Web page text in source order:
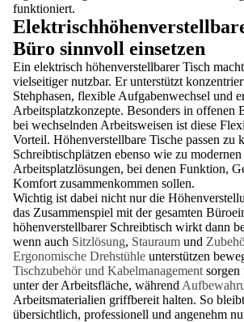
funktioniert.
Büro sinnvoll einsetzen
Ein elektrisch höhenverstellbarer Tisch
vielseitiger nutzbar. Er unterstützt
Stehphasen, flexible Aufgabenwechsel und
Arbeitsplatzkonzepte. Besonders in offenen
bei wechselnden Arbeitsweisen ist diese
Vorteil. Höhenverstellbare Tische passen zu
Schreibtischplätzen ebenso wie zu
Arbeitsplatzlösungen, bei denen Funktion,
Komfort zusammenkommen sollen.
Wichtig ist dabei nicht nur die
das Zusammenspiel mit der gesamten
höhenverstellbarer Schreibtisch wirkt dann
wenn auch Sitzlösung, Stauraum und
Ergonomische Drehstühle unterstützen
Tischzubehör und Kabelmanagement
unter der Arbeitsfläche, während
Arbeitsmaterialien griffbereit halten. So
übersichtlich, professionell und angenehm